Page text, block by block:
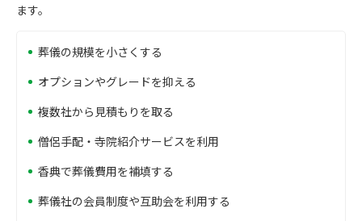
ます。
葬儀の規模を小さくする
オプションやグレードを抑える
複数社から見積もりを取る
僧侶手配・寺院紹介サービスを利用
香典で葬儀費用を補填する
葬儀社の会員制度や互助会を利用する